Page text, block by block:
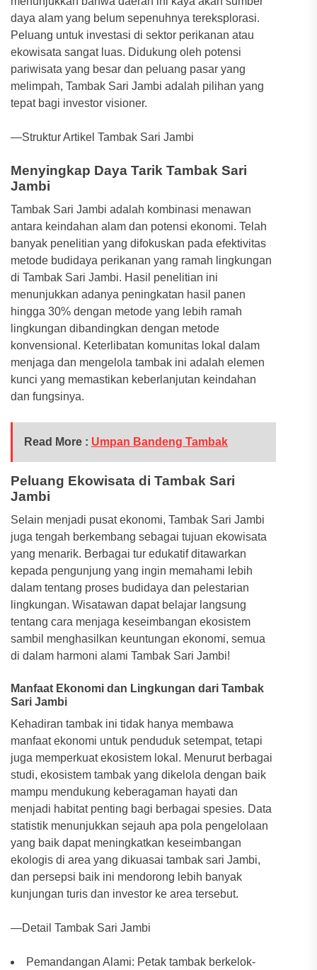
daya alam yang belum sepenuhnya tereksplorasi.
Peluang untuk investasi di sektor perikanan atau
ekowisata sangat luas. Didukung oleh potensi
pariwisata yang besar dan peluang pasar yang
melimpah, Tambak Sari Jambi adalah pilihan yang
tepat bagi investor visioner.
—Struktur Artikel Tambak Sari Jambi
Menyingkap Daya Tarik Tambak Sari
Jambi
Tambak Sari Jambi adalah kombinasi menawan
antara keindahan alam dan potensi ekonomi. Telah
banyak penelitian yang difokuskan pada efektivitas
metode budidaya perikanan yang ramah lingkungan
di Tambak Sari Jambi. Hasil penelitian ini
menunjukkan adanya peningkatan hasil panen
hingga 30% dengan metode yang lebih ramah
lingkungan dibandingkan dengan metode
konvensional. Keterlibatan komunitas lokal dalam
menjaga dan mengelola tambak ini adalah elemen
kunci yang memastikan keberlanjutan keindahan
dan fungsinya.
Read More : Umpan Bandeng Tambak
Peluang Ekowisata di Tambak Sari
Jambi
Selain menjadi pusat ekonomi, Tambak Sari Jambi
juga tengah berkembang sebagai tujuan ekowisata
yang menarik. Berbagai tur edukatif ditawarkan
kepada pengunjung yang ingin memahami lebih
dalam tentang proses budidaya dan pelestarian
lingkungan. Wisatawan dapat belajar langsung
tentang cara menjaga keseimbangan ekosistem
sambil menghasilkan keuntungan ekonomi, semua
di dalam harmoni alami Tambak Sari Jambi!
Manfaat Ekonomi dan Lingkungan dari Tambak
Sari Jambi
Kehadiran tambak ini tidak hanya membawa
manfaat ekonomi untuk penduduk setempat, tetapi
juga memperkuat ekosistem lokal. Menurut berbagai
studi, ekosistem tambak yang dikelola dengan baik
mampu mendukung keberagaman hayati dan
menjadi habitat penting bagi berbagai spesies. Data
statistik menunjukkan sejauh apa pola pengelolaan
yang baik dapat meningkatkan keseimbangan
ekologis di area yang dikuasai tambak sari Jambi,
dan persepsi baik ini mendorong lebih banyak
kunjungan turis dan investor ke area tersebut.
—Detail Tambak Sari Jambi
Pemandangan Alami: Petak tambak berkelok-